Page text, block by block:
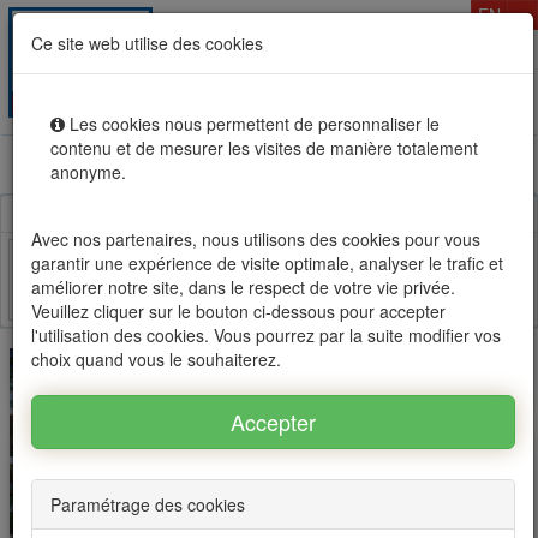
Ce site web utilise des cookies
Les cookies nous permettent de personnaliser le
contenu et de mesurer les visites de manière totalement
anonyme.
Avec nos partenaires, nous utilisons des cookies pour vous
garantir une expérience de visite optimale, analyser le trafic et
améliorer notre site, dans le respect de votre vie privée.
Veuillez cliquer sur le bouton ci-dessous pour accepter
l'utilisation des cookies. Vous pourrez par la suite modifier vos
choix quand vous le souhaiterez.
Paramétrage des cookies
EN
Rental sale real estate in Mauritius, OFIM network of
Facebook Twitter Email